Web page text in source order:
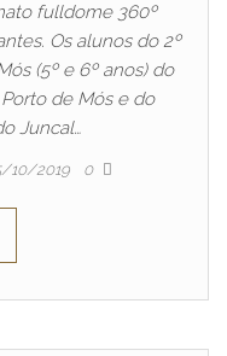
fulldome 360º
Os alunos do 2º
(5º e 6º anos) do
de Mós e do
Juncal…
10/2019 0